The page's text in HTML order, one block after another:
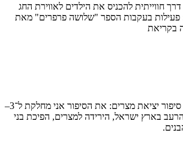
חווייתית להכניס את הילדים לאווירת החג
פעילות בעקבות הספר "שלושה פרפרים" מאת
בקריאת
להורדת המערך כקובץ סיפור יציאת מצרים: את הסיפור אני מחלקת ל־3–
בארץ ישראל, הירידה למצרים, הפיכת בני